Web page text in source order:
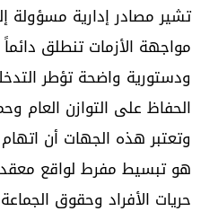
تشير مصادر إدارية مسؤولة
مواجهة الأزمات تنطلق
ودستورية واضحة تؤطر
الحفاظ على التوازن العام
وتعتبر هذه الجهات أن اتهام
هو تبسيط مفرط لواقع معقد
حريات الأفراد وحقوق